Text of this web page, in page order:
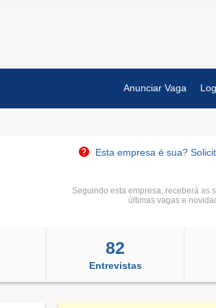
Anunciar Vaga
Esta empresa é sua?
Seguindo esta empresa, receberá as
últimas vagas e
82
Entrevistas